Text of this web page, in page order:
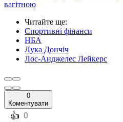
вагітною
Читайте ще:
Спортивні фінанси
НБА
Лука Дончіч
Лос-Анджелес Лейкерс
0
Коментувати
️👍 0